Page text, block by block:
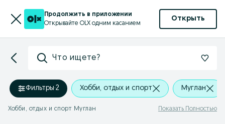
Продолжить в приложении
Открывайте OLX одним касанием
Открыть
Что ищете?
Фильтры·2 Хобби, отдых и спорт Муглан
Хобби, отдых и спорт Муглан Показать Полностью